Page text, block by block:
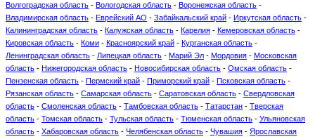
Волгоградская область - Вологодская область - Воронежская область -
Владимирская область - Еврейский АО - Забайкальский край - Иркутская область -
Калининградская область - Калужская область - Карелия - Кемеровская область -
Кировская область - Коми - Красноярский край - Курганская область -
Ленинградская область - Липецкая область - Марий Эл - Мордовия - Московская
область - Нижегородская область - Новосибирская область - Омская область -
Пензенская область - Пермский край - Приморский край - Псковская область -
Рязанская область - Самарская область - Саратовская область - Свердловская
область - Смоленская область - Тамбовская область - Татарстан - Тверская
область - Томская область - Тульская область - Тюменская область - Ульяновская
область - Хабаровская область - Челябенская область - Чувашия - Ярославская